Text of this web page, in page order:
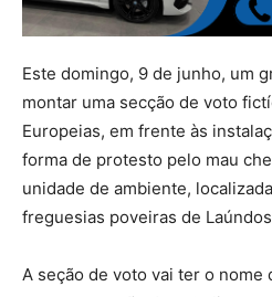
Este domingo, 9 de junho, um
montar uma secção de voto
Europeias, em frente às
forma de protesto pelo mau
unidade de ambiente,
freguesias poveiras de
A seção de voto vai ter o nome